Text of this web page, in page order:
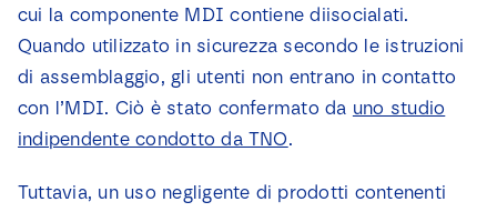
cui la componente MDI contiene diisocialati.
Quando utilizzato in sicurezza secondo le istruzioni
di assemblaggio, gli utenti non entrano in contatto
con l’MDI. Ciò è stato confermato da uno studio
indipendente condotto da TNO.
Tuttavia, un uso negligente di prodotti contenenti